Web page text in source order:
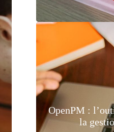
OpenPM :
la